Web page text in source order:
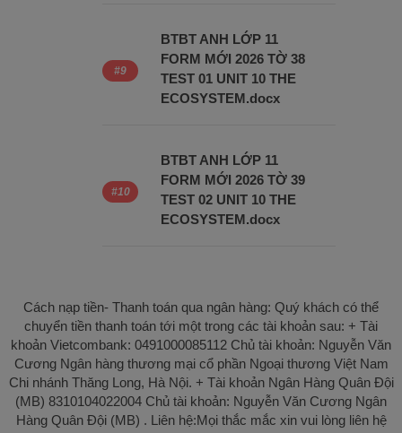
BTBT ANH LỚP 11
FORM MỚI 2026 TỜ 38
TEST 01 UNIT 10 THE
ECOSYSTEM.docx
BTBT ANH LỚP 11
FORM MỚI 2026 TỜ 39
TEST 02 UNIT 10 THE
ECOSYSTEM.docx
Cách nạp tiền- Thanh toán qua ngân hàng: Quý khách có thể
chuyển tiền thanh toán tới một trong các tài khoản sau: + Tài
khoản Vietcombank: 0491000085112 Chủ tài khoản: Nguyễn Văn
Cương Ngân hàng thương mại cổ phần Ngoại thương Việt Nam
Chi nhánh Thăng Long, Hà Nội. + Tài khoản Ngân Hàng Quân Đội
(MB) 8310104022004 Chủ tài khoản: Nguyễn Văn Cương Ngân
Hàng Quân Đội (MB) . Liên hệ:Mọi thắc mắc xin vui lòng liên hệ